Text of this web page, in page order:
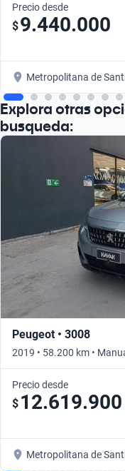
Precio desde
$9.440.000
Metropolitana de
Explora otras
busqueda:
Peugeot • 3008
2019 • 58.200 km •
Precio desde
$ 12.619.900
Metropolitana de